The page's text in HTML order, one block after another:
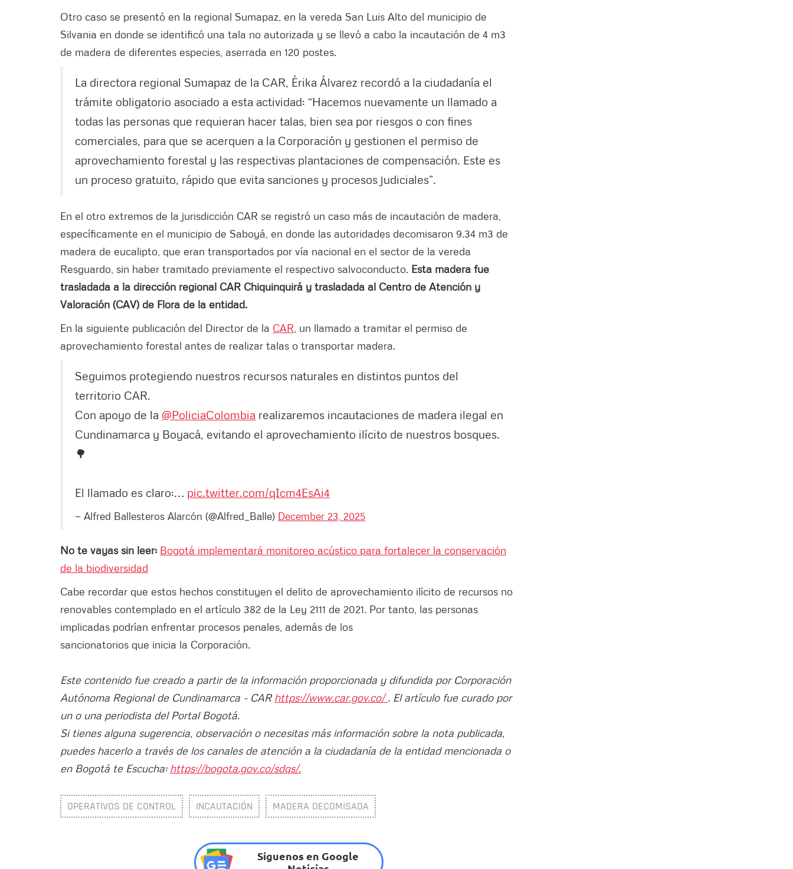
Otro caso se presentó en la regional Sumapaz, en la vereda San Luis Alto del municipio de
Silvania en donde se identificó una tala no autorizada y se llevó a cabo la incautación de 4 m3
de madera de diferentes especies, aserrada en 120 postes.
La directora regional Sumapaz de la CAR, Érika Álvarez recordó a la ciudadanía el
trámite obligatorio asociado a esta actividad: “Hacemos nuevamente un llamado a
todas las personas que requieran hacer talas, bien sea por riesgos o con fines
comerciales, para que se acerquen a la Corporación y gestionen el permiso de
aprovechamiento forestal y las respectivas plantaciones de compensación. Este es
un proceso gratuito, rápido que evita sanciones y procesos judiciales”.
En el otro extremos de la jurisdicción CAR se registró un caso más de incautación de madera,
específicamente en el municipio de Saboyá, en donde las autoridades decomisaron 9.34 m3 de
madera de eucalipto, que eran transportados por vía nacional en el sector de la vereda
Resguardo, sin haber tramitado previamente el respectivo salvoconducto. Esta madera fue
trasladada a la dirección regional CAR Chiquinquirá y trasladada al Centro de Atención y
Valoración (CAV) de Flora de la entidad.
En la siguiente publicación del Director de la CAR , un llamado a tramitar el permiso de
aprovechamiento forestal antes de realizar talas o transportar madera.
Seguimos protegiendo nuestros recursos naturales en distintos puntos del
territorio CAR.
Con apoyo de la @PoliciaColombia realizaremos incautaciones de madera ilegal en
Cundinamarca y Boyacá, evitando el aprovechamiento ilícito de nuestros bosques.
🌳
El llamado es claro:… pic.twitter.com/qIcm4EsAi4
— Alfred Ballesteros Alarcón (@Alfred_Balle) December 23, 2025
No te vayas sin leer: Bogotá implementará monitoreo acústico para fortalecer la conservación
de la biodiversidad
Cabe recordar que estos hechos constituyen el delito de aprovechamiento ilícito de recursos no
renovables contemplado en el artículo 382 de la Ley 2111 de 2021. Por tanto, las personas
implicadas podrían enfrentar procesos penales, además de los
sancionatorios que inicia la Corporación.
Este contenido fue creado a partir de la información proporcionada y difundida por Corporación
Autónoma Regional de Cundinamarca - CAR https://www.car.gov.co/. El artículo fue curado por
un o una periodista del Portal Bogotá.
Si tienes alguna sugerencia, observación o necesitas más información sobre la nota publicada,
puedes hacerlo a través de los canales de atención a la ciudadanía de la entidad mencionada o
en Bogotá te Escucha: https://bogota.gov.co/sdqs/.
OPERATIVOS DE CONTROL INCAUTACIÓN MADERA DECOMISADA
Síguenos en Google